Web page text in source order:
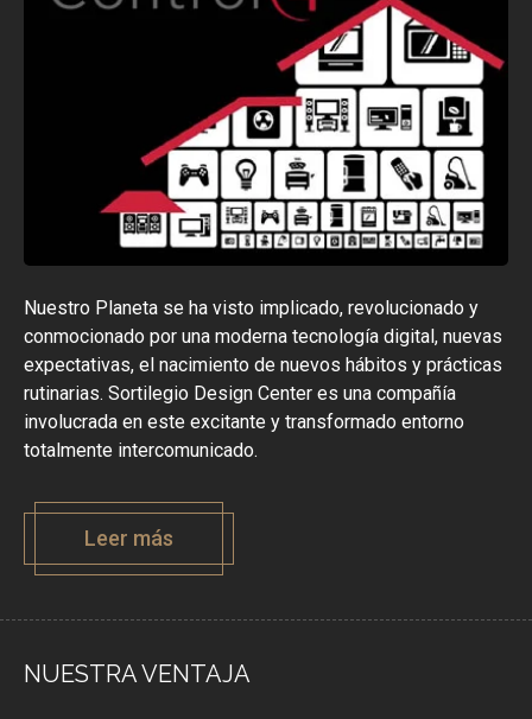
Nuestro Planeta se ha visto implicado, revolucionado y
conmocionado por una moderna tecnología digital, nuevas
expectativas, el nacimiento de nuevos hábitos y prácticas
rutinarias. Sortilegio Design Center es una compañía
involucrada en este excitante y transformado entorno
totalmente intercomunicado.
Leer más
NUESTRA VENTAJA